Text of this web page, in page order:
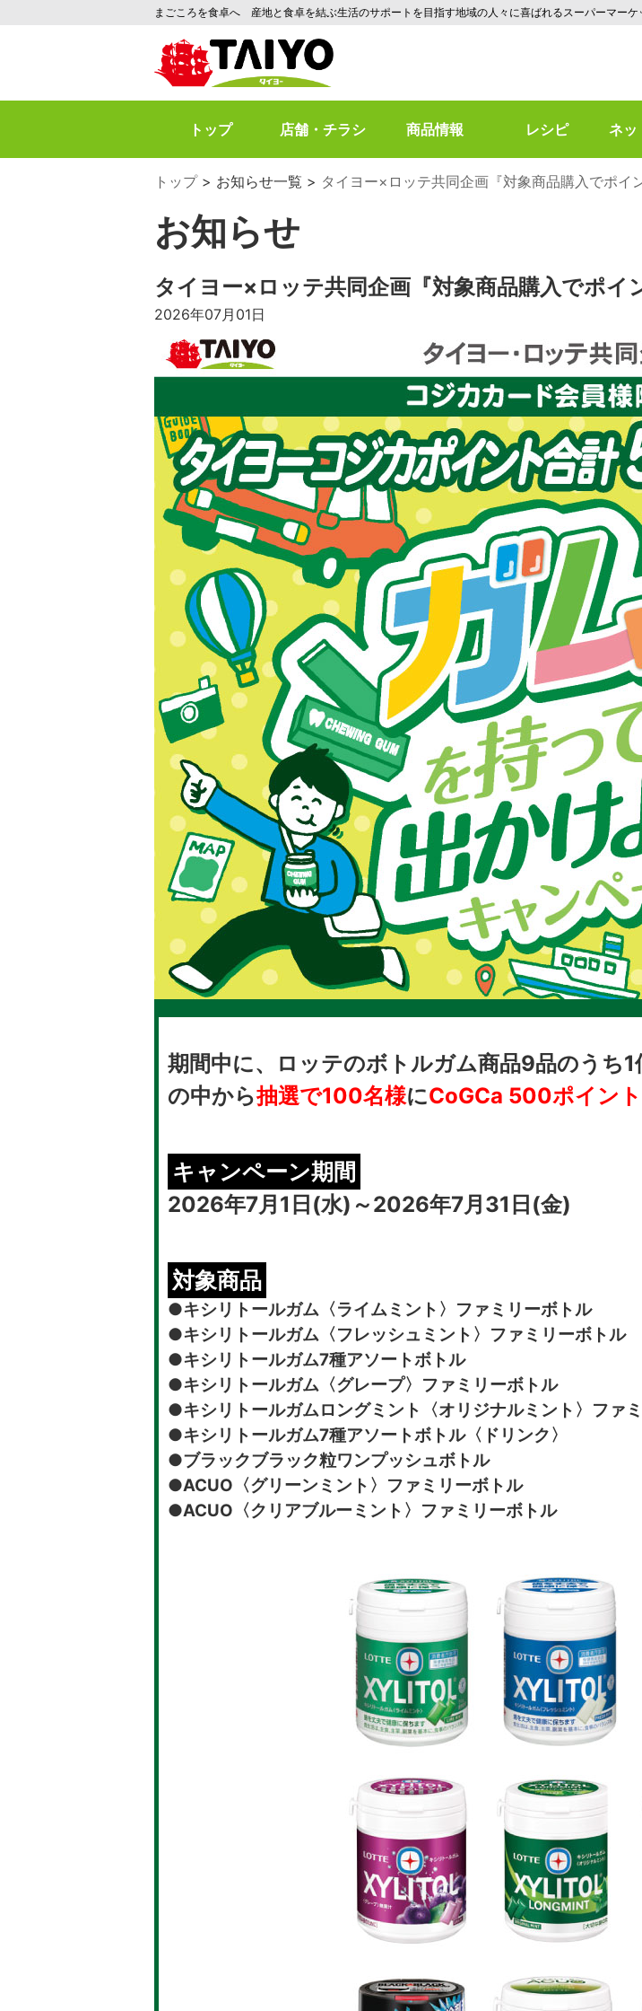
まごころを食卓へ 産地と食卓を結ぶ生活のサポートを目指す地域の人々に喜ばれるスーパーマーケ
トップ 店舗・チラシ 商品情報 レシピ ネッ
トップ お知らせ一覧 タイヨー×ロッテ共同企画『対象商品購入でポイ
お知らせ
タイヨー×ロッテ共同企画『対象商品購入でポ
2026年07月01日
期間中に、ロッテのボトルガム商品9品のうち
の中から抽選で100名様にCoGCa 500ポイント
キャンペーン期間
2026年7月1日(水)～2026年7月31日(金)
対象商品
●キシリトールガム〈ライムミント〉ファミリーボトル
●キシリトールガム〈フレッシュミント〉ファミリーボトル
●キシリトールガム7種アソートボトル
●キシリトールガム〈グレープ〉ファミリーボトル
●キシリトールガムロングミント〈オリジナルミント〉ファ
●キシリトールガム7種アソートボトル〈ドリンク〉
●ブラックブラック粒ワンプッシュボトル
●ACUO〈グリーンミント〉ファミリーボトル
●ACUO〈クリアブルーミント〉ファミリーボトル